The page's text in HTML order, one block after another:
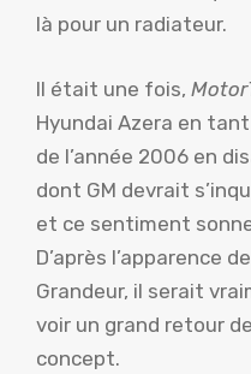
là pour un radiateur.
Il était une fois,
Hyundai Azera en
de l’année 2006 en
dont GM devrait
et ce sentiment
D’après l’apparence
Grandeur, il serait
voir un grand retour
concept.